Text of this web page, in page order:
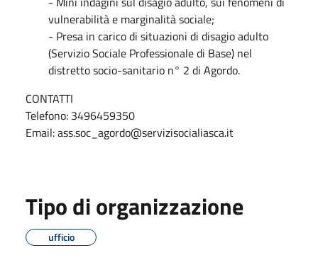
vulnerabilità e marginalità sociale;
- Presa in carico di situazioni di disagio adulto
(Servizio Sociale Professionale di Base) nel
distretto socio-sanitario n° 2 di Agordo.
CONTATTI
Telefono: 3496459350
Email: ass.soc_agordo@servizisocialiasca.it
Tipo di organizzazione
ufficio